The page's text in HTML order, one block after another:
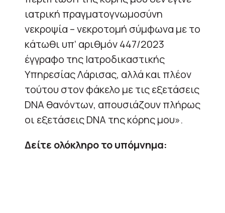
ιατρική πραγματογνωμοσύνη
νεκροψία – νεκροτομή σύμφωνα με το
κάτωθι υπ’ αριθμόν 447/2023
έγγραφο της Ιατροδικαστικής
Υπηρεσίας Λάρισας, αλλά και πλέον
τούτου στον φάκελο με τις εξετάσεις
DNΑ θανόντων, απουσιάζουν πλήρως
οι εξετάσεις DNA της κόρης μου».
Δείτε ολόκληρο το υπόμνημα: